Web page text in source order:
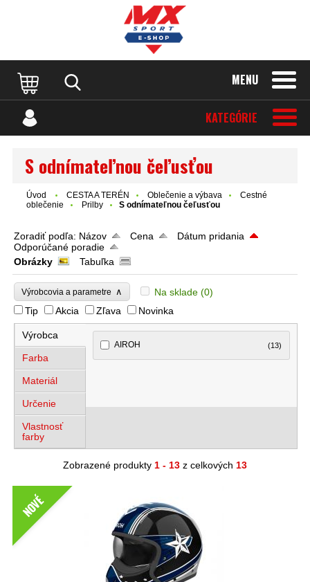
MENU
KATEGÓRIE
S odnímateľnou čeľusťou
Úvod CESTA A TERÉN Oblečenie a výbava
Cestné
oblečenie
Prilby S odnímateľnou čeľusťou
Zoradiť podľa: Názov Cena
Dátum pridania
Odporúčané poradie
Obrázky
Tabuľka
Výrobcovia a parametre ∧ Na sklade (0)
Tip
Akcia Zľava Novinka
Výrobca
Farba
Materiál
Určenie
Vlastnosť
farby
AIROH (13)
Zobrazené produkty 1 - 13 z celkových 13
NOVÉ